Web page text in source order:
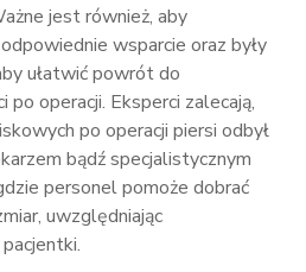
jest również, aby
wsparcie oraz były
ułatwić powrót do
po operacji. Eksperci zalecają,
po operacji piersi odbył
bądź specjalistycznym
personel pomoże dobrać
uwzględniając